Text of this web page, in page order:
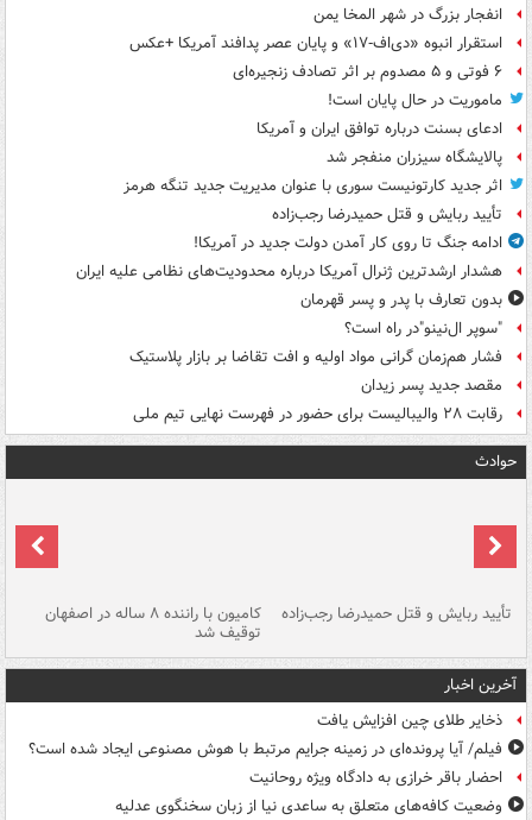
انفجار بزرگ در شهر المخا یمن
استقرار انبوه «دی‌اف‑۱۷» و پایان عصر پدافند آمریکا +عکس
۶ فوتی و ۵ مصدوم بر اثر تصادف زنجیره‌ای
ماموریت در حال پایان است!
ادعای بسنت درباره توافق ایران و آمریکا
پالایشگاه سیزران منفجر شد
اثر جدید کارتونیست سوری با عنوان مدیریت جدید تنگه هرمز
تأیید ربایش و قتل حمیدرضا رجب‌زاده
ادامه جنگ تا روی کار آمدن دولت جدید در آمریکا!
هشدار ارشدترین ژنرال آمریکا درباره محدودیت‌های نظامی علیه ایران
بدون تعارف با پدر و پسر قهرمان
"سوپر ال‌نینو"در راه است؟
فشار هم‌زمان گرانی مواد اولیه و افت تقاضا بر بازار پلاستیک
مقصد جدید پسر زیدان
رقابت ۲۸ والیبالیست برای حضور در فهرست نهایی تیم ملی
حوادث
تأیید ربایش و قتل حمیدرضا رجب‌زاده کامیون با راننده ۸ ساله در اصفهان
توقیف شد
آخرین اخبار
ذخایر طلای چین افزایش یافت
فیلم/ آیا پرونده‌ای در زمینه جرایم مرتبط با هوش مصنوعی ایجاد شده است؟
احضار باقر خرازی به دادگاه ویژه روحانیت
وضعیت کافه‌های متعلق به ساعدی نیا از زبان سخنگوی عدلیه